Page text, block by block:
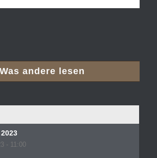
Was andere lesen
- 11:00